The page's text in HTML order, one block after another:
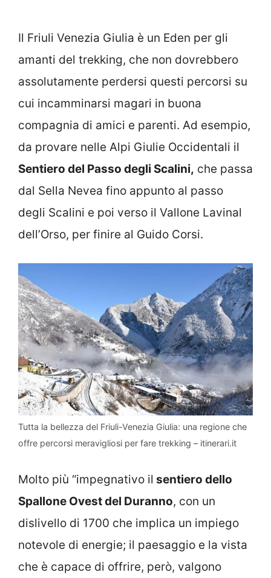
Il Friuli Venezia Giulia è un Eden per gli
amanti del trekking, che non dovrebbero
assolutamente perdersi questi percorsi su
cui incamminarsi magari in buona
compagnia di amici e parenti. Ad esempio,
da provare nelle Alpi Giulie Occidentali il
Sentiero del Passo degli Scalini, che passa
dal Sella Nevea fino appunto al passo
degli Scalini e poi verso il Vallone Lavinal
dell’Orso, per finire al Guido Corsi.
Tutta la bellezza del Friuli-Venezia Giulia: una regione che
offre percorsi meravigliosi per fare trekking – itinerari.it
Molto più “impegnativo il sentiero dello
Spallone Ovest del Duranno, con un
dislivello di 1700 che implica un impiego
notevole di energie; il paesaggio e la vista
che è capace di offrire, però, valgono